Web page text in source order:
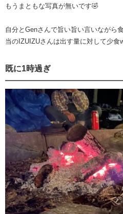
もうまともな写真が無いです🤣
自分とGenさんで旨い旨い言いながら
当のIZUIZUさんは出す量に対して少食
既に1時過ぎ